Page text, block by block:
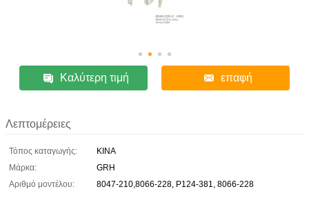
Καλύτερη τιμή επαφή
Λεπτομέρειες
Τόπος καταγωγής:
ΚΙΝΑ
Μάρκα:
GRH
Αριθμό μοντέλου:
8047-210,8066-228, P124-381, 8066-228